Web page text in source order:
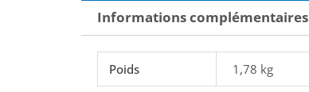
Informations complémentaires
Poids 1,78 kg